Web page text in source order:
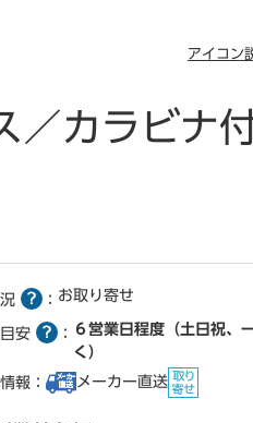
アイコン
カラビナ付
： お取り寄せ
安 ：
６営業日程度（土日祝、
く）
報：
メーカー直送